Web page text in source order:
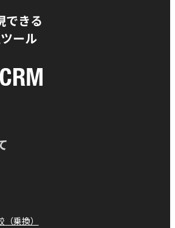
できる
ール
乗換）